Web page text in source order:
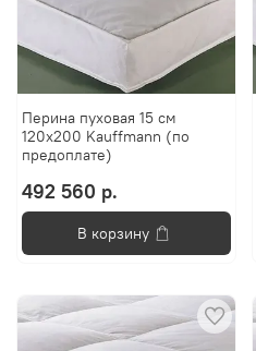
Перина пуховая 15 см
120x200 Kauffmann (по
предоплате)
492 560 р.
В корзину